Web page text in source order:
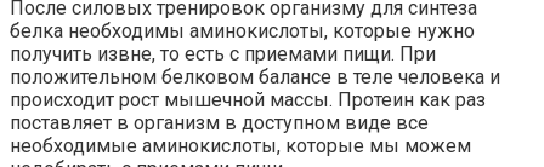
После силовых тренировок организму для синтеза
белка необходимы аминокислоты, которые нужно
получить извне, то есть с приемами пищи. При
положительном белковом балансе в теле человека и
происходит рост мышечной массы. Протеин как раз
поставляет в организм в доступном виде все
необходимые аминокислоты, которые мы можем